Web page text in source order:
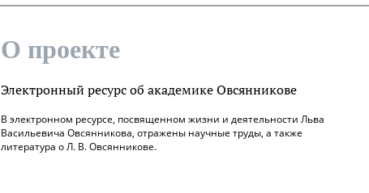
О проекте
Электронный ресурс об академике Овсянникове
В электронном ресурсе, посвященном жизни и деятельности Льва
Васильевича Овсянникова, отражены научные труды, а также
литература о Л. В. Овсянникове.